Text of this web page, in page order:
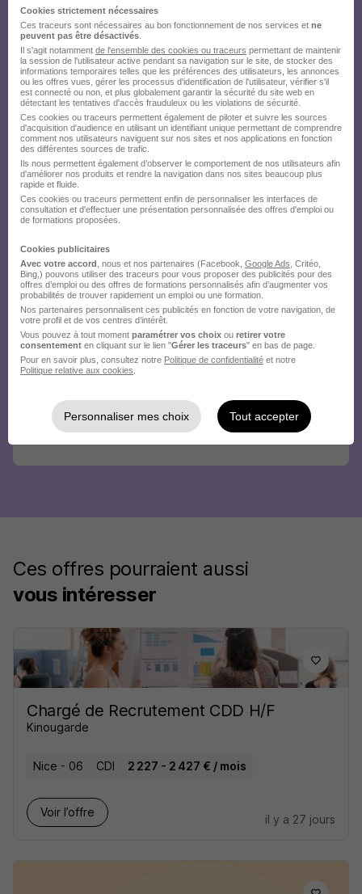
Ces offres pourraient aussi
vous intéresser
Chargé de Recrutement CDD H/F
Kinougarde
Nice - 06 CDI 2 227 - 2 427 € / mois
Voir l’offre
il y a 27 jours
Cookies strictement nécessaires
Ces traceurs sont nécessaires au bon fonctionnement de nos services et ne
peuvent pas être désactivés
Il s'agit notamment de l'ensemble des cookies ou traceurs permettant de maintenir
la session de l'utilisateur active pendant sa navigation sur le site, de stocker des
informations temporaires telles que les préférences des utilisateurs, les annonces
ou les offres vues, gérer les processus d'identification de l'utilisateur, vérifier s'il
est connecté ou non, et plus globalement garantir la sécurité du site web en
détectant les tentatives d'accès frauduleux ou les violations de sécurité.
Ces cookies ou traceurs permettent également de piloter et suivre les sources
d'acquisition d'audience en utilisant un identifiant unique permettant de comprendre
comment nos utilisateurs naviguent sur nos sites et nos applications en fonction
des différentes sources de trafic.
Ils nous permettent également d’observer le comportement de nos utilisateurs afin
d'améliorer nos produits et rendre la navigation dans nos sites beaucoup plus
rapide et fluide.
Ces cookies ou traceurs permettent enfin de personnaliser les interfaces de
consultation et d'effectuer une présentation personnalisée des offres d'emploi ou
de formations proposées.
Cookies publicitaires
Avec votre accord , nous et nos partenaires (Facebook, Google Ads , Critéo,
Bing,) pouvons utiliser des traceurs pour vous proposer des publicités pour des
offres d’emploi ou des offres de formations personnalisés afin d’augmenter vos
probabilités de trouver rapidement un emploi ou une formation.
Nos partenaires personnalisent ces publicités en fonction de votre navigation, de
votre profil et de vos centres d’intérêt.
Vous pouvez à tout moment paramétrer vos choix ou retirer votre
consentement en cliquant sur le lien "Gérer les traceurs" en bas de page.
Pour en savoir plus, consultez notre Politique de confidentialité et notre
Politique relative aux cookies
Personnaliser mes choix Tout accepter